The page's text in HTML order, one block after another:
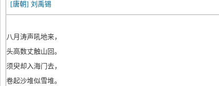
[唐朝] 刘禹锡
八月涛声吼地来，
头高数丈触山回。
须臾却入海门去，
卷起沙堆似雪堆。